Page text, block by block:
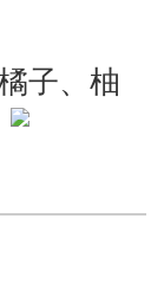
子、柚